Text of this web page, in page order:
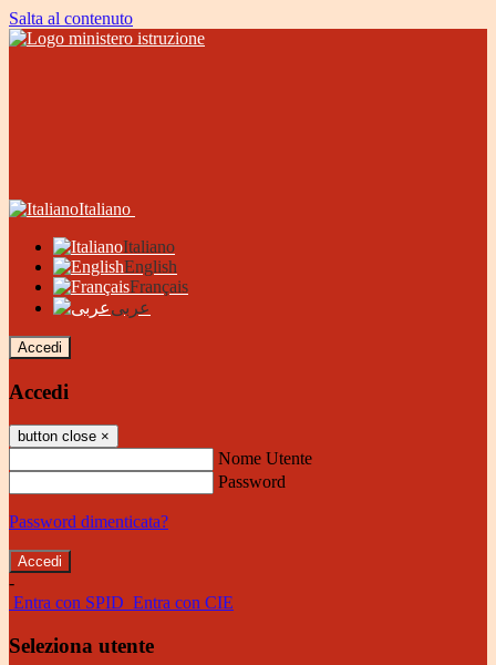
Salta al contenuto
Italiano
Italiano
English
Français
عربى
Accedi
Accedi
button close ×
Nome Utente
Password
Password dimenticata?
-
Entra con SPID Entra con CIE
Seleziona utente